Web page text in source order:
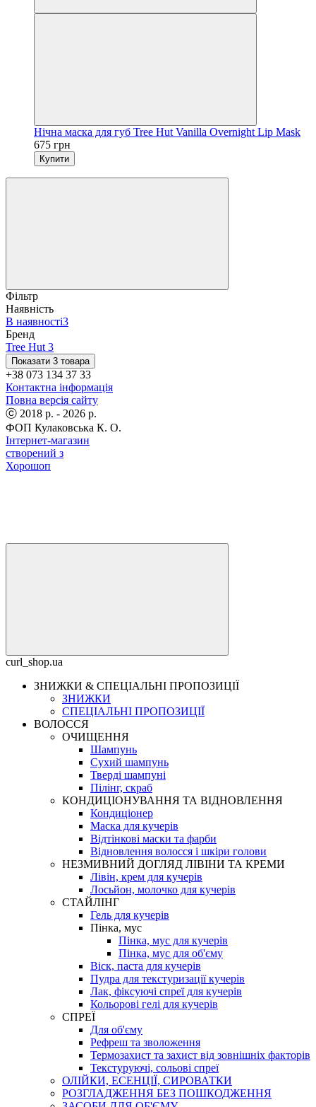
Нічна маска для губ Tree Hut Vanilla Overnight Lip Mask
675 грн
Купити
Фільтр
Наявність
В наявності3
Бренд
Tree Hut 3
Показати 3 товара
+38 073 134 37 33
Контактна інформація
Повна версія сайту
ⓒ 2018 р. - 2026 р.
ФОП Кулаковська К. О.
Інтернет-магазин
створений з
Хорошоп
curl_shop.ua
ЗНИЖКИ & СПЕЦІАЛЬНІ ПРОПОЗИЦІЇ
ЗНИЖКИ
СПЕЦІАЛЬНІ ПРОПОЗИЦІЇ
ВОЛОССЯ
ОЧИЩЕННЯ
Шампунь
Сухий шампунь
Тверді шампуні
Пілінг, скраб
КОНДИЦІОНУВАННЯ ТА ВІДНОВЛЕННЯ
Кондиціонер
Маска для кучерів
Відтінкові маски та фарби
Відновлення волосся і шкіри голови
НЕЗМИВНИЙ ДОГЛЯД ЛІВІНИ ТА КРЕМИ
Лівін, крем для кучерів
Лосьйон, молочко для кучерів
СТАЙЛІНГ
Гель для кучерів
Пінка, мус
Пінка, мус для кучерів
Пінка, мус для об'єму
Віск, паста для кучерів
Пудра для текстуризації кучерів
Лак, фіксуючі спреї для кучерів
Кольорові гелі для кучерів
СПРЕЇ
Для об'єму
Рефреш та зволоження
Термозахист та захист від зовнішніх факторів
Текстуруючі, сольові спреї
ОЛІЙКИ, ЕСЕНЦІЇ, СИРОВАТКИ
РОЗГЛАДЖЕННЯ БЕЗ ПОШКОДЖЕННЯ